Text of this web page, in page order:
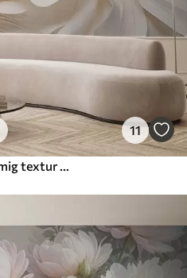
11